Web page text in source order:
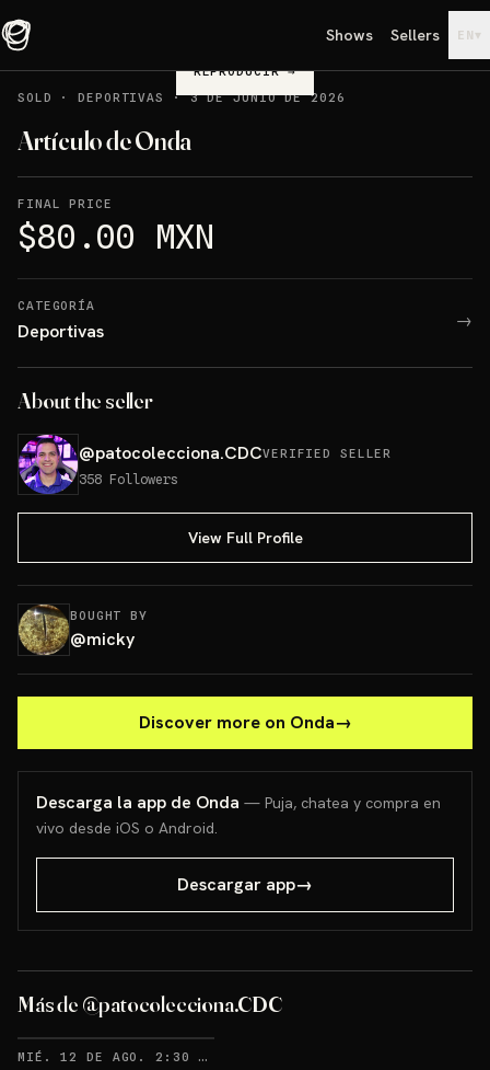
Shows Sellers EN ▾
REPRODUCIR→
SOLD
·DEPORTIVAS ·3 DE JUNIO DE 2026
Artículo de Onda
FINAL PRICE
$80.00 MXN
CATEGORÍA
Deportivas →
About the seller
@patocolecciona.CDCVERIFIED SELLER
358 Followers
View Full Profile
BOUGHT BY
@micky
Discover more on Onda→
Descarga la app de Onda — Puja, chatea y compra en
vivo desde iOS o Android.
Descargar app→
Más de @patocolecciona.CDC
MIÉ. 12 DE AGO. 2:30 AM